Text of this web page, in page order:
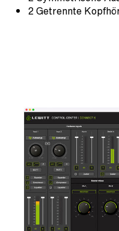
2 Getrennte